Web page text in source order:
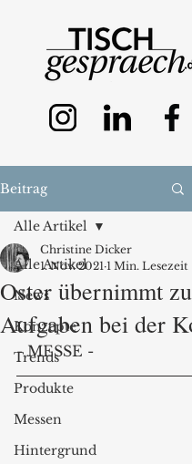
Beitrag
Alle Artikel
News
Konzepte
Trends
Produkte
Messen
Hintergrund
Alle Artikel
Oster übernimmt
Aufgaben bei der
Christine Dicker
1. Nov. 2021 1 Min. Lesezeit
- MESSE -